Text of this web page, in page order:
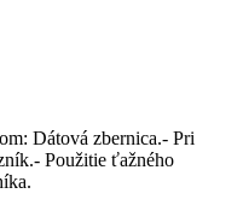
Dátová zbernica.- Pri
Použitie ťažného